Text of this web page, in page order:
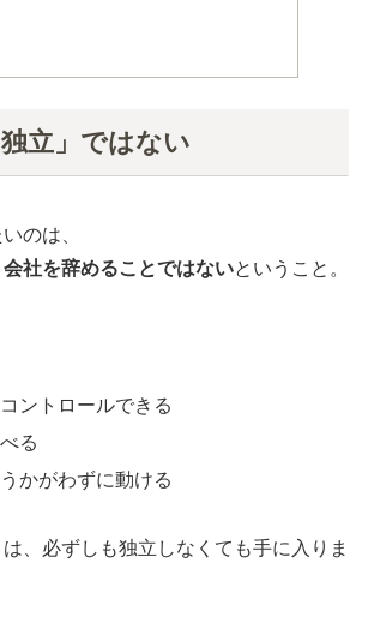
立」ではない
のは、
社を辞めることではないということ。
ントロールできる
る
かがわずに動ける
、必ずしも独立しなくても手に入りま